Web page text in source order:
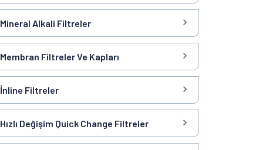
Mineral Alkali Filtreler
Membran Filtreler Ve Kapları
İnline Filtreler
Hızlı Değişim Quick Change Filtreler